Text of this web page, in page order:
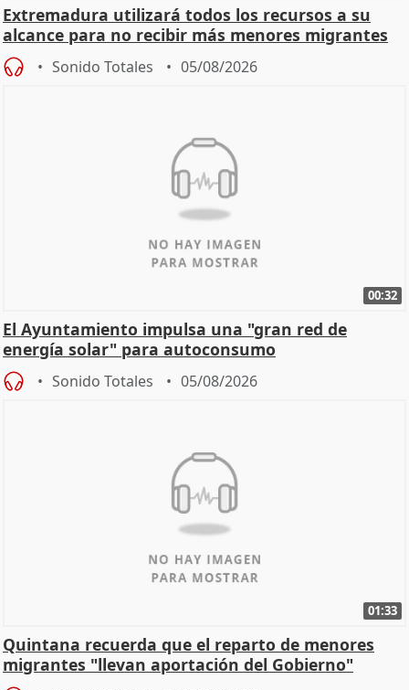
Extremadura utilizará todos los recursos a su
alcance para no recibir más menores migrantes
Sonido Totales 05/08/2026
00:32
El Ayuntamiento impulsa una "gran red de
energía solar" para autoconsumo
Sonido Totales 05/08/2026
01:33
Quintana recuerda que el reparto de menores
migrantes "llevan aportación del Gobierno"
central